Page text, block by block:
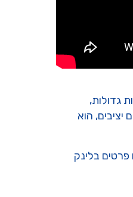
גדולות,
יציבים, הוא
פרטים בלינק